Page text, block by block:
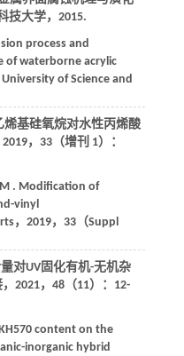
技大学， 2015.
process and
of waterborne acrylic
of Science and
基硅氧烷对水性丙烯酸
2019， 33（增刊 1）：
. Modification of
vinyl
， 2019， 33（Suppl
对UV固化有机-无机杂
， 2021， 48（11）：12-
content on the
inorganic hybrid